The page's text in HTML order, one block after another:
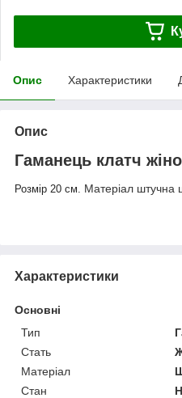
Опис Характеристики
Опис
Гаманець клатч
Розмір 20 см. Матеріал штучна
Характеристики
Основні
Тип
Стать
Матеріал
Стан